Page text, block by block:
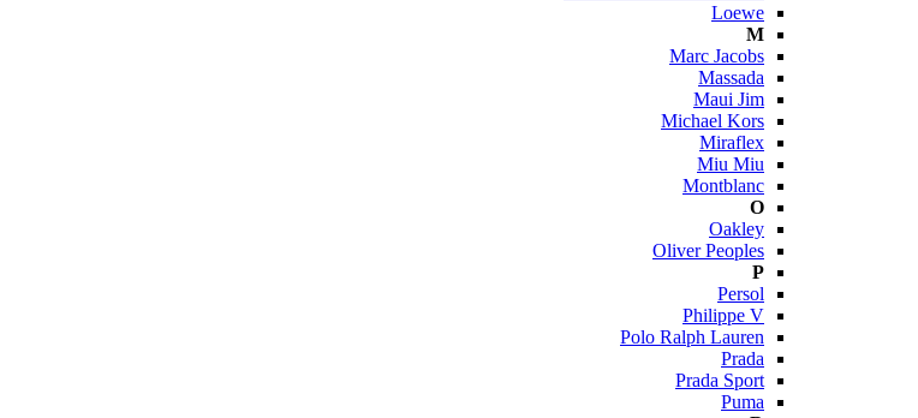
Loewe
M
Marc Jacobs
Massada
Maui Jim
Michael Kors
Miraflex
Miu Miu
Montblanc
O
Oakley
Oliver Peoples
P
Persol
Philippe V
Polo Ralph Lauren
Prada
Prada Sport
Puma